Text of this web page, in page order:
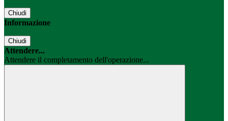
Chiudi
Informazione
Chiudi
Attendere...
Attendere il completamento dell'operazione...